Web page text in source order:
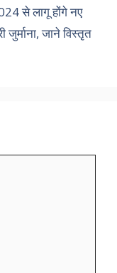
से लागू होंगे नए
जुर्माना, जाने विस्तृत